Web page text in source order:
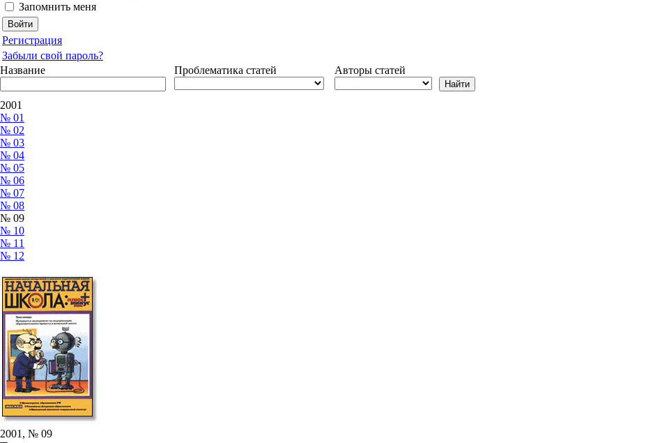
Запомнить меня
Регистрация
Забыли свой пароль?
Название
Проблематика статей Авторы статей
2001
№ 01
№ 02
№ 03
№ 04
№ 05
№ 06
№ 07
№ 08
№ 09
№ 10
№ 11
№ 12
2001, № 09